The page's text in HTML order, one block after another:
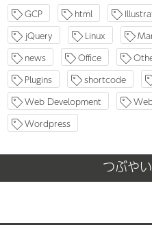
GCP
html
jQuery
Linux
news
Office
Plugins
shortcode
Web Development
Wordpress
つぶや